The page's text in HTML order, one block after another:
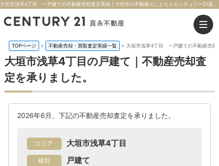
TOPページ > 不動産売却・買取査定実績一覧 > 大垣市浅草4丁目 一戸建ての不動産売却
大垣市浅草4丁目の戸建て｜不動産売却査
定を承りました。
2026年6月、下記の不動産売却査定を承りました。
エリア 大垣市浅草4丁目
種別 戸建て